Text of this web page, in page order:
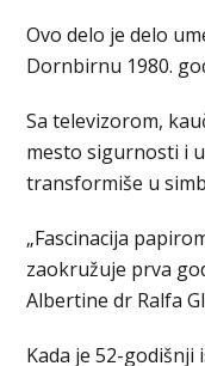
Ovo delo je delo
Dornbirnu 1980.
Sa televizorom,
mesto sigurnosti i
transformiše u
„Fascinacija
zaokružuje prva
Albertine dr Ralfa
Kada je 52-